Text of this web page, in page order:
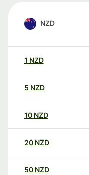
NZD
1 NZD
5 NZD
10 NZD
20 NZD
50 NZD